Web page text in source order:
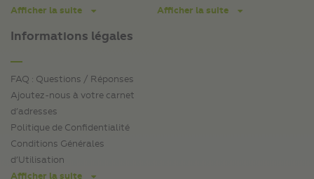
Afficher la suite
Informations légales
FAQ : Questions / Réponses
Ajoutez-nous à votre carnet
d’adresses
Politique de Confidentialité
Conditions Générales
d’Utilisation
Afficher la suite
Afficher la suite